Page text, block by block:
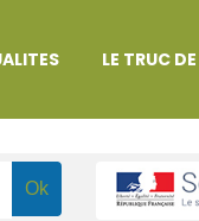
LE TRUC